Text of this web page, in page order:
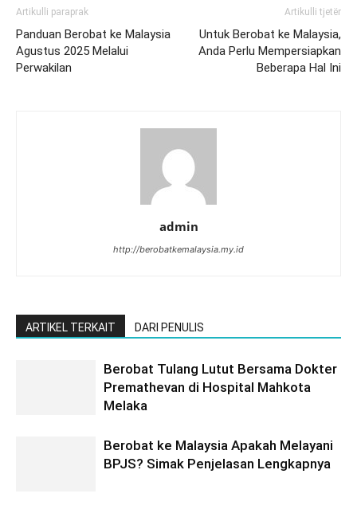
Artikulli paraprak
Panduan Berobat ke Malaysia
Agustus 2025 Melalui
Perwakilan
Artikulli tjetër
Untuk Berobat ke Malaysia,
Anda Perlu Mempersiapkan
Beberapa Hal Ini
admin
http://berobatkemalaysia.my.id
ARTIKEL TERKAIT DARI PENULIS
Berobat Tulang Lutut Bersama Dokter
Premathevan di Hospital Mahkota
Melaka
Berobat ke Malaysia Apakah Melayani
BPJS? Simak Penjelasan Lengkapnya